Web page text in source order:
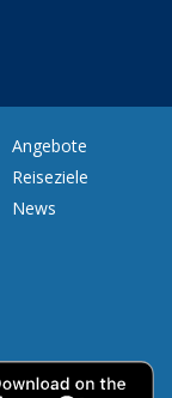
Angebote
Reiseziele
News